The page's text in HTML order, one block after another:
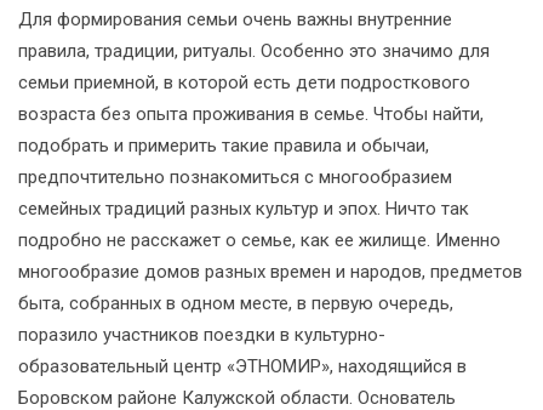
Для формирования семьи очень важны внутренние
правила, традиции, ритуалы. Особенно это значимо для
семьи приемной, в которой есть дети подросткового
возраста без опыта проживания в семье. Чтобы найти,
подобрать и примерить такие правила и обычаи,
предпочтительно познакомиться с многообразием
семейных традиций разных культур и эпох. Ничто так
подробно не расскажет о семье, как ее жилище. Именно
многообразие домов разных времен и народов, предметов
быта, собранных в одном месте, в первую очередь,
поразило участников поездки в культурно-
образовательный центр «ЭТНОМИР», находящийся в
Боровском районе Калужской области. Основатель